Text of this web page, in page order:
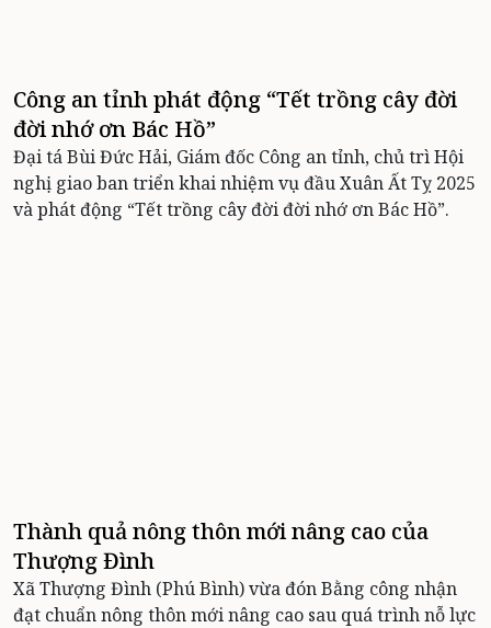
Công an tỉnh phát động “Tết trồng cây đời
đời nhớ ơn Bác Hồ”
Đại tá Bùi Đức Hải, Giám đốc Công an tỉnh, chủ trì Hội
nghị giao ban triển khai nhiệm vụ đầu Xuân Ất Tỵ 2025
và phát động “Tết trồng cây đời đời nhớ ơn Bác Hồ”.
Thành quả nông thôn mới nâng cao của
Thượng Đình
Xã Thượng Đình (Phú Bình) vừa đón Bằng công nhận
đạt chuẩn nông thôn mới nâng cao sau quá trình nỗ lực